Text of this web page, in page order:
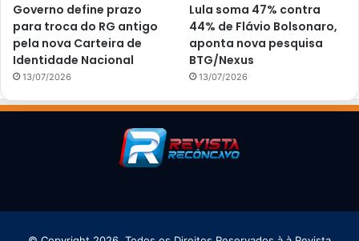
Governo define prazo
para troca do RG antigo
pela nova Carteira de
Identidade Nacional
13/07/2026
Lula soma 47% contra
44% de Flávio Bolsonaro,
aponta nova pesquisa
BTG/Nexus
13/07/2026